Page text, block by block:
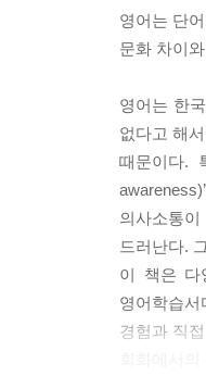
영어는 단
문화 차이
영어는 한
없다고 해
때문이다.
의사소통
드러난다.
이 책은 다
영어학습
경험과 직